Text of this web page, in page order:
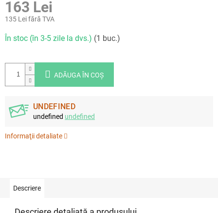
163 Lei
135 Lei fără TVA
Evaluare
preţ:
În stoc (în 3-5 zile la dvs.) (1 buc.)
ADĂUGA ÎN COŞ
UNDEFINED
undefined undefined
Informaţii detaliate
Descriere